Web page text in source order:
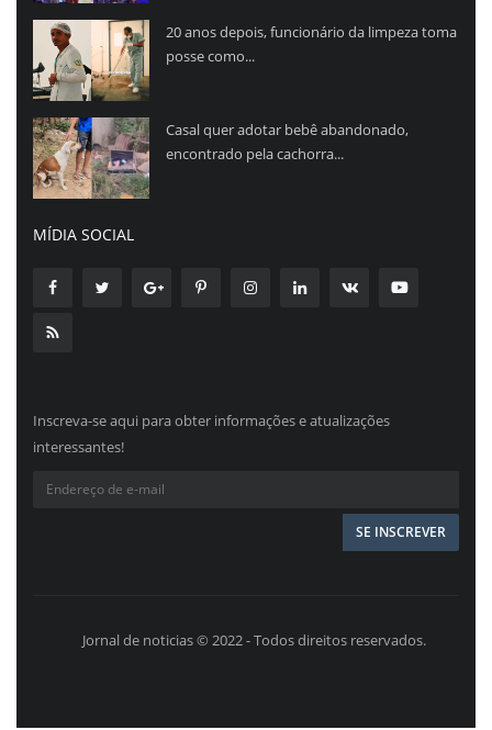
20 anos depois, funcionário da limpeza toma
posse como...
Casal quer adotar bebê abandonado,
encontrado pela cachorra...
MÍDIA SOCIAL
Inscreva-se aqui para obter informações e atualizações
interessantes!
Jornal de noticias © 2022 - Todos direitos reservados.